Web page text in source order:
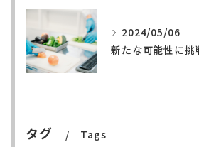
2024/05/06
タグ Tags